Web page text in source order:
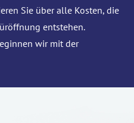
Sie über alle Kosten, die
entstehen.
wir mit der